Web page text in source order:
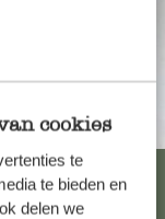
cookies
te
te bieden en
delen we